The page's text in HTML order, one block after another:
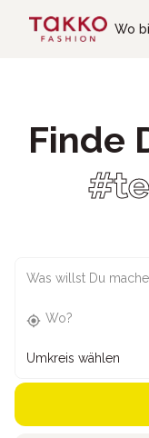
Wo
Finde
Was willst Du
Wo?
Umkreis wählen